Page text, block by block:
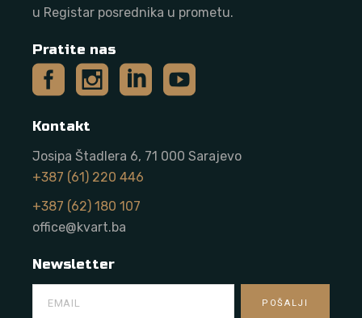
u Registar posrednika u prometu.
Pratite nas
Kontakt
Josipa Štadlera 6, 71 000 Sarajevo
+387 (61) 220 446
+387 (62) 180 107
office@kvart.ba
Newsletter